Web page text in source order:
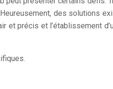
des solutions
et précis et l’établissement